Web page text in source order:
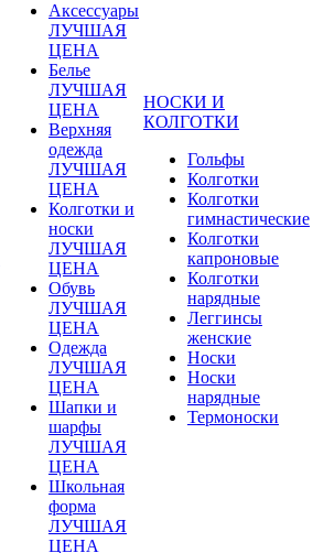
Аксессуары
ЛУЧШАЯ
ЦЕНА
Белье
ЛУЧШАЯ
ЦЕНА
Верхняя
одежда
ЛУЧШАЯ
ЦЕНА
Колготки и
носки
ЛУЧШАЯ
ЦЕНА
Обувь
ЛУЧШАЯ
ЦЕНА
Одежда
ЛУЧШАЯ
ЦЕНА
Шапки и
шарфы
ЛУЧШАЯ
ЦЕНА
Школьная
форма
ЛУЧШАЯ
ЦЕНА
НОСКИ И
КОЛГОТКИ
Гольфы
Колготки
Колготки
гимнастические
Колготки
капроновые
Колготки
нарядные
Леггинсы
женские
Носки
Носки
нарядные
Термоноски